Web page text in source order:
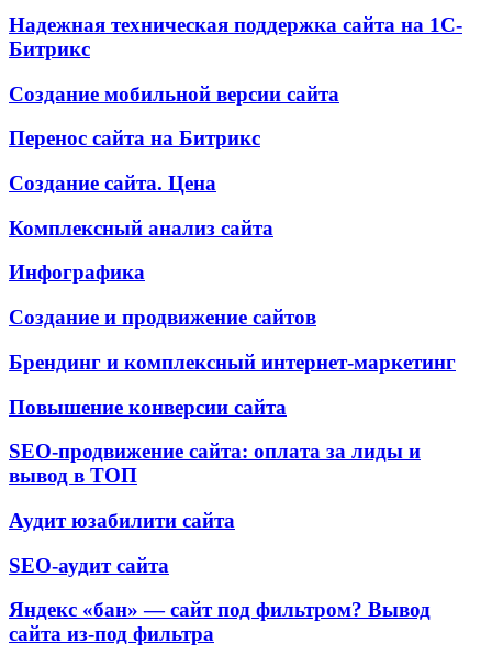
Надежная техническая поддержка сайта на 1С-
Битрикс
Создание мобильной версии сайта
Перенос сайта на Битрикс
Создание сайта. Цена
Комплексный анализ сайта
Инфографика
Создание и продвижение сайтов
Брендинг и комплексный интернет-маркетинг
Повышение конверсии сайта
SEO-продвижение сайта: оплата за лиды и
вывод в ТОП
Аудит юзабилити сайта
SEO-аудит сайта
Яндекс «бан» — сайт под фильтром? Вывод
сайта из-под фильтра